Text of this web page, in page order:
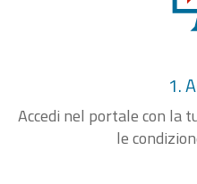
1.
Accedi nel portale con la
le